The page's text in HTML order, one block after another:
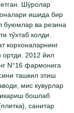
Шӱролар
ишида бир
буюмлар ва резина
тӳхтаб колди.
корхоналарнинг
ортди. 2012 йил
N°16 фармонига
ташкил этиш
мис кувурлар
бошлаб
санитар